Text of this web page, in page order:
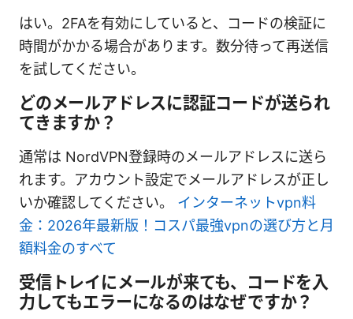
はい。2FAを有効にしていると、コードの検証に
時間がかかる場合があります。数分待って再送信
を試してください。
どのメールアドレスに認証コードが送られ
てきますか？
通常は NordVPN登録時のメールアドレスに送ら
れます。アカウント設定でメールアドレスが正し
いか確認してください。 インターネットvpn料
金：2026年最新版！コスパ最強vpnの選び方と月
額料金のすべて
受信トレイにメールが来ても、コードを入
力してもエラーになるのはなぜですか？